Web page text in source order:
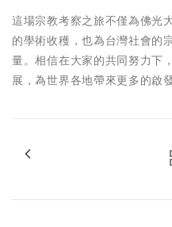
這場宗教考察之旅不僅為佛光
的學術收穫，也為台灣社會的
量。相信在大家的共同努力下
展，為世界各地帶來更多的啟